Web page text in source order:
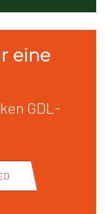
eine
GDL-